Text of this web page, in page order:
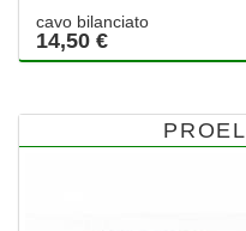
cavo bilanciato
14,50 €
PROEL